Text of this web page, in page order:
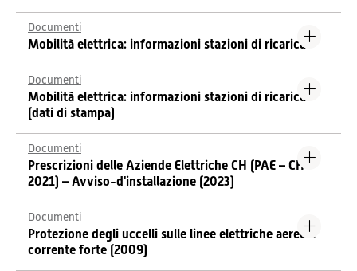
Documenti
Mobilità elettrica: informazioni stazioni di ricarica
Documenti
Mobilità elettrica: informazioni stazioni di ricarica
(dati di stampa)
Documenti
Prescrizioni delle Aziende Elettriche CH (PAE – CH
2021) – Avviso-d'installazione (2023)
Documenti
Protezione degli uccelli sulle linee elettriche aeree a
corrente forte (2009)